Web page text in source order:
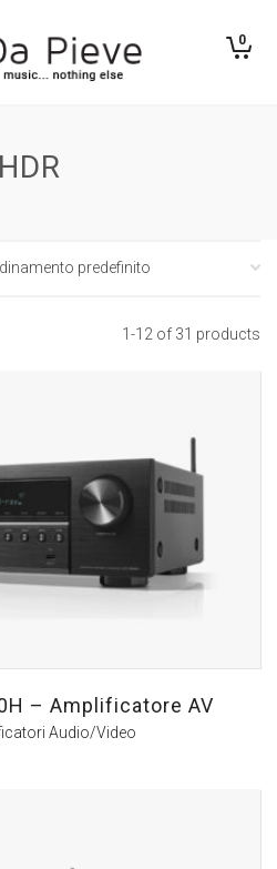
0
HDR
1-12 of 31 products
– Amplificatore AV
Audio/Video